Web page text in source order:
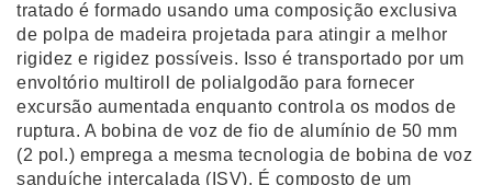
tratado é formado usando uma composição exclusiva
de polpa de madeira projetada para atingir a melhor
rigidez e rigidez possíveis. Isso é transportado por um
envoltório multiroll de polialgodão para fornecer
excursão aumentada enquanto controla os modos de
ruptura. A bobina de voz de fio de alumínio de 50 mm
(2 pol.) emprega a mesma tecnologia de bobina de voz
sanduíche intercalada (ISV). É composto de um